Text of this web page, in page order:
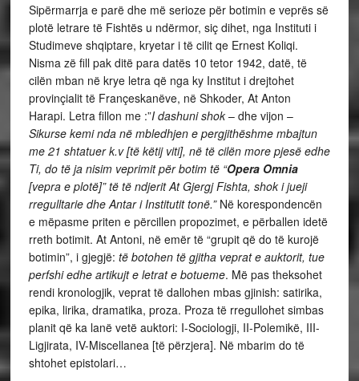
Sipërmarrja e parë dhe më serioze për botimin e veprës së
plotë letrare të Fishtës u ndërmor, siç dihet, nga Instituti i
Studimeve shqiptare, kryetar i të cilit qe Ernest Koliqi.
Nisma zë fill pak ditë para datës 10 tetor 1942, datë, të
cilën mban në krye letra që nga ky Institut i drejtohet
provinçialit të Françeskanëve, në Shkoder, At Anton
Harapi. Letra fillon me :”I dashuni shok – dhe vijon –
Sikurse kemi nda në mbledhjen e pergjithëshme mbajtun
me 21 shtatuer k.v [të këtij viti], në të cilën more pjesë edhe
Ti, do të ja nisim veprimit për botim të “Opera Omnia
[vepra e plotë]” të të ndjerit At Gjergj Fishta, shok i jueji
rregulltarie dhe Antar i Institutit tonë.” Në korespondencën
e mëpasme priten e përcillen propozimet, e përballen idetë
rreth botimit. At Antoni, në emër të “grupit që do të kurojë
botimin”, i gjegjë: të botohen të gjitha veprat e auktorit, tue
perfshi edhe artikujt e letrat e botueme. Më pas theksohet
rendi kronologjik, veprat të dallohen mbas gjinish: satirika,
epika, lirika, dramatika, proza. Proza të rregullohet simbas
planit që ka lanë vetë auktori: I-Sociologji, II-Polemikë, III-
Ligjirata, IV-Miscellanea [të përzjera]. Në mbarim do të
shtohet epistolari…